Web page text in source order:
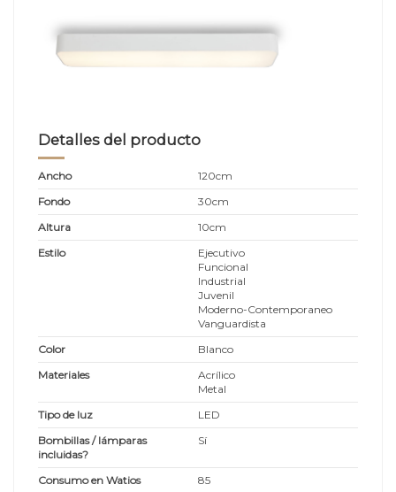
Detalles del producto
Ancho
120cm
Fondo
30cm
Altura
10cm
Estilo
Ejecutivo
Funcional
Industrial
Juvenil
Moderno-Contemporaneo
Vanguardista
Color
Blanco
Materiales
Acrílico
Metal
Tipo de luz
LED
Bombillas / lámparas
incluidas?
Sí
Consumo en Watios
85